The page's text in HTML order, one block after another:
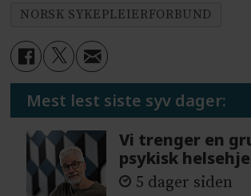
NORSK SYKEPLEIERFORBUND
Mest lest siste syv dager:
Vi trenger en
psykisk
5 dager siden